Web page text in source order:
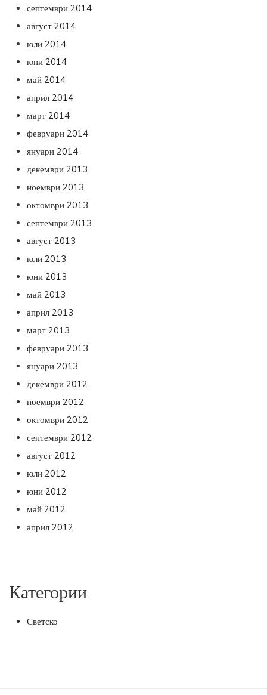
септември 2014
август 2014
юли 2014
юни 2014
май 2014
април 2014
март 2014
февруари 2014
януари 2014
декември 2013
ноември 2013
октомври 2013
септември 2013
август 2013
юли 2013
юни 2013
май 2013
април 2013
март 2013
февруари 2013
януари 2013
декември 2012
ноември 2012
октомври 2012
септември 2012
август 2012
юли 2012
юни 2012
май 2012
април 2012
Категории
Светско